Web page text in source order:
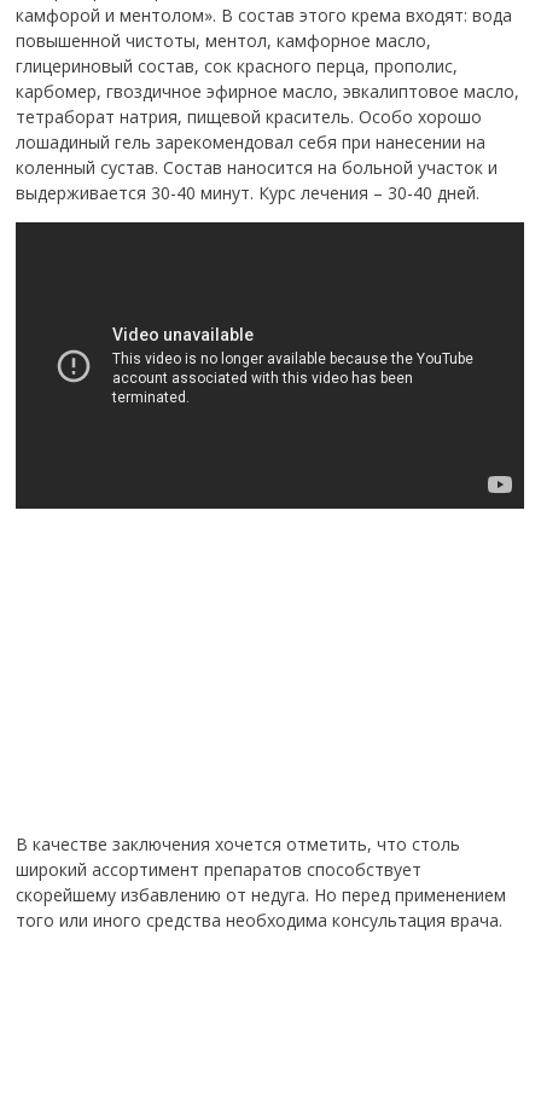
камфорой и ментолом». В состав этого крема входят: вода
повышенной чистоты, ментол, камфорное масло,
глицериновый состав, сок красного перца, прополис,
карбомер, гвоздичное эфирное масло, эвкалиптовое масло,
тетраборат натрия, пищевой краситель. Особо хорошо
лошадиный гель зарекомендовал себя при нанесении на
коленный сустав. Состав наносится на больной участок и
выдерживается 30-40 минут. Курс лечения – 30-40 дней.
В качестве заключения хочется отметить, что столь
широкий ассортимент препаратов способствует
скорейшему избавлению от недуга. Но перед применением
того или иного средства необходима консультация врача.